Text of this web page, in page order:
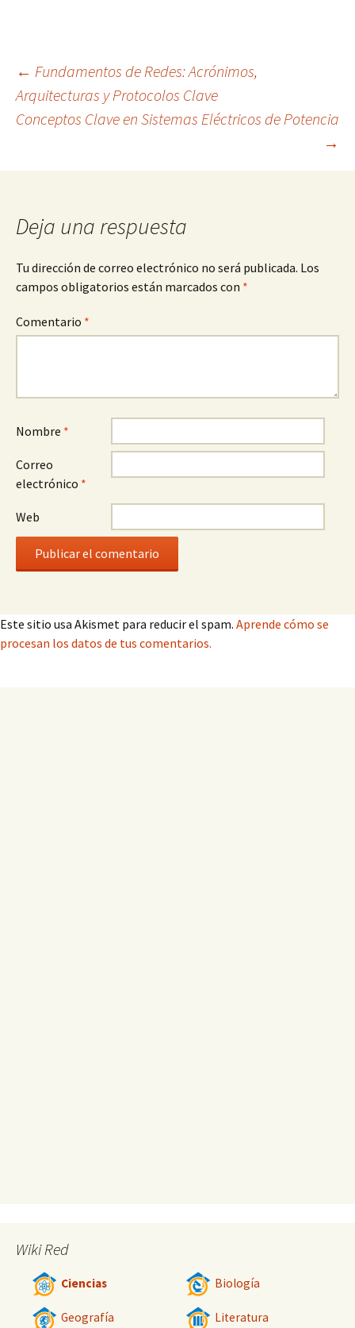
Navegación
de
entradas
← Fundamentos de Redes: Acrónimos,
Arquitecturas y Protocolos Clave
Conceptos Clave en Sistemas Eléctricos de Potencia
→
Deja una respuesta
Tu dirección de correo electrónico no será publicada. Los
campos obligatorios están marcados con *
Comentario *
Nombre *
Correo
electrónico *
Web
Este sitio usa Akismet para reducir el spam. Aprende cómo se
procesan los datos de tus comentarios.
Wiki Red
Ciencias Biología
Geografía Literatura